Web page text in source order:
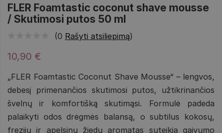
FLER Foamtastic coconut shave mousse
/ Skutimosi putos 50 ml
(0 Rašyti atsiliepimą)
10,90 €
„FLER Foamtastic Coconut Shave Mousse“ – lengvos,
debesį primenančios skutimosi putos, užtikrinančios
švelnų ir komfortišką skutimąsi. Formulė padeda
palaikyti odos drėgmės balansą, o subtilus kokosų,
frezijų ir apelsinų žiedų aromatas suteikia gaivumo